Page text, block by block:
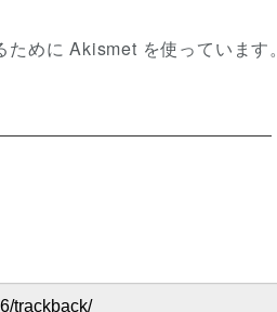
めに Akismet を使っています。